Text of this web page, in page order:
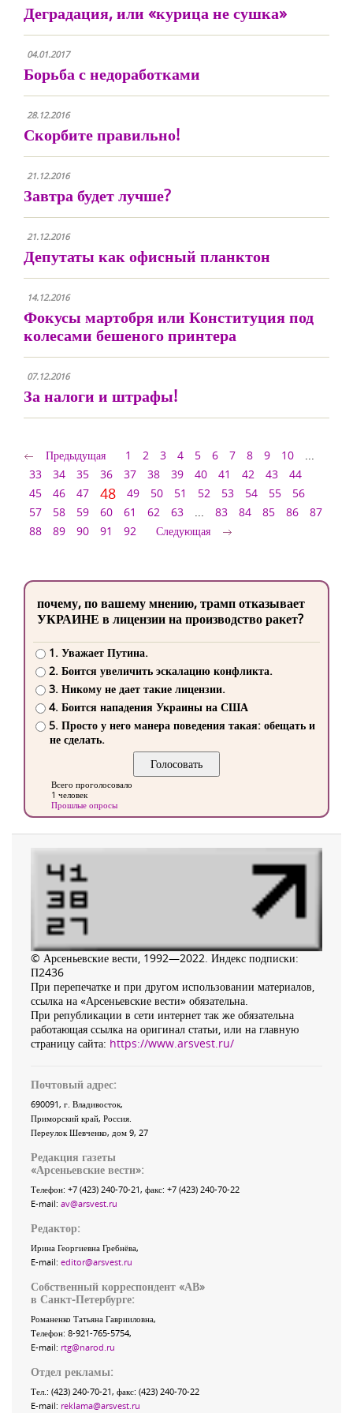
Деградация, или «курица не сушка»
04.01.2017
Борьба с недоработками
28.12.2016
Скорбите правильно!
21.12.2016
Завтра будет лучше?
21.12.2016
Депутаты как офисный планктон
14.12.2016
Фокусы мартобря или Конституция под
колесами бешеного принтера
07.12.2016
За налоги и штрафы!
Предыдущая 1 2 3 4 5 6 7 8 9 10
...
33
34 35 36 37 38 39 40 41 42 43
44
45
46 47 48 49 50 51 52 53 54 55
56
57
58 59 60 61 62 63 ... 83 84 85 86
87
88
89 90 91 92 Следующая
почему, по вашему мнению, трамп отказывает
УКРАИНЕ в лицензии на производство ракет?
1. Уважает Путина.
2. Боится увеличить эскалацию конфликта.
3. Никому не дает такие лицензии.
4. Боится нападения Украины на США
5. Просто у него манера поведения такая: обещать и
не сделать.
Всего проголосовало
1 человек
Прошлые опросы
© Арсеньевские вести, 1992—2022. Индекс подписки:
П2436
При перепечатке и при другом использовании материалов,
ссылка на «Арсеньевские вести» обязательна.
При републикации в сети интернет так же обязательна
работающая ссылка на оригинал статьи, или на главную
страницу сайта: https://www.arsvest.ru/
Почтовый адрес:
690091, г. Владивосток,
Приморский край, Россия
Переулок Шевченко, дом 9, 27
Редакция газеты
«Арсеньевские вести»:
Телефон: +7 (423) 240-70-21, факс: +7 (423) 240-70-22
E-mail: av@arsvest.ru
Редактор:
Ирина Георгиевна Гребнёва,
E-mail: editor@arsvest.ru
Собственный корреспондент «АВ»
в Санкт-Петербурге:
Романенко Татьяна Гаврииловна,
Телефон: 8-921-765-5754,
E-mail: rtg@narod.ru
Отдел рекламы:
Тел.: (423) 240-70-21, факс: (423) 240-70-22
E-mail: reklama@arsvest.ru